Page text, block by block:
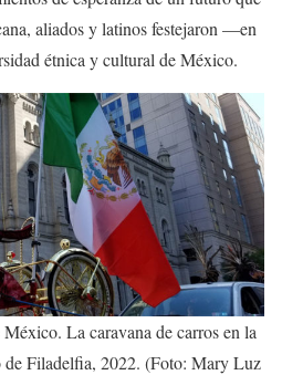
aliados y latinos festejaron —en
étnica y cultural de México.
La caravana de carros en la
Filadelfia, 2022. (Foto: Mary Luz